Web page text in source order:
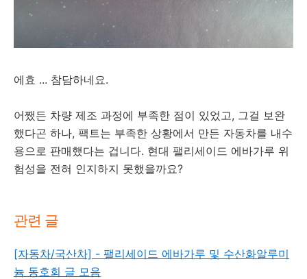
에효 ... 참담하네요.
어쨌든 차량 제조 과정에 부족한 점이 있었고, 그걸 보완
했다곤 하나, 팩트는 부족한 상황에서 만든 자동차를 내수
용으로 판매했다는 겁니다. 현대 팰리세이드 에바가루 위
험성을 전혀 인지하지 못했을까요?
관련 글
[자동차/국산차] - 팰리세이드 에바가루 및 수산화알루미
늄 동호회 글 모음